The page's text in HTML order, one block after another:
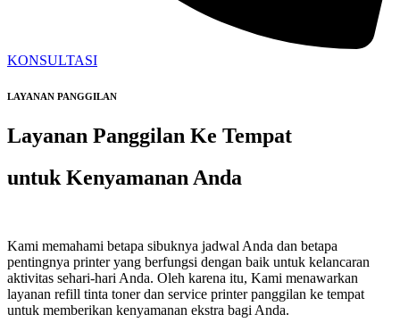
KONSULTASI
LAYANAN PANGGILAN
Layanan Panggilan Ke Tempat
untuk Kenyamanan Anda
Kami memahami betapa sibuknya jadwal Anda dan betapa
pentingnya printer yang berfungsi dengan baik untuk kelancaran
aktivitas sehari-hari Anda. Oleh karena itu, Kami menawarkan
layanan refill tinta toner dan service printer panggilan ke tempat
untuk memberikan kenyamanan ekstra bagi Anda.